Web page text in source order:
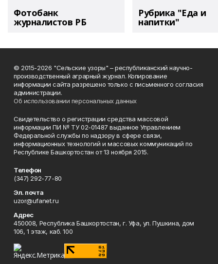
Фотобанк
журналистов РБ
Рубрика "Еда и
напитки"
© 2015-2026 "Сельские узоры" – республиканский научно-
производственный аграрный журнал. Копирование
информации сайта разрешено только с письменного согласия
администрации.
Об использовании персональных данных
Свидетельство о регистрации средства массовой
информации ПИ № ТУ 02-01487 выданное Управлением
Федеральной службы по надзору в сфере связи,
информационных технологий и массовых коммуникаций по
Республике Башкортостан от 13 ноября 2015.
Телефон
(347) 292-77-80
Эл. почта
uzor@ufanet.ru
Адрес
450008, Республика Башкортостан, г. Уфа, ул. Пушкина, дом
106, 1 этаж, каб. 100